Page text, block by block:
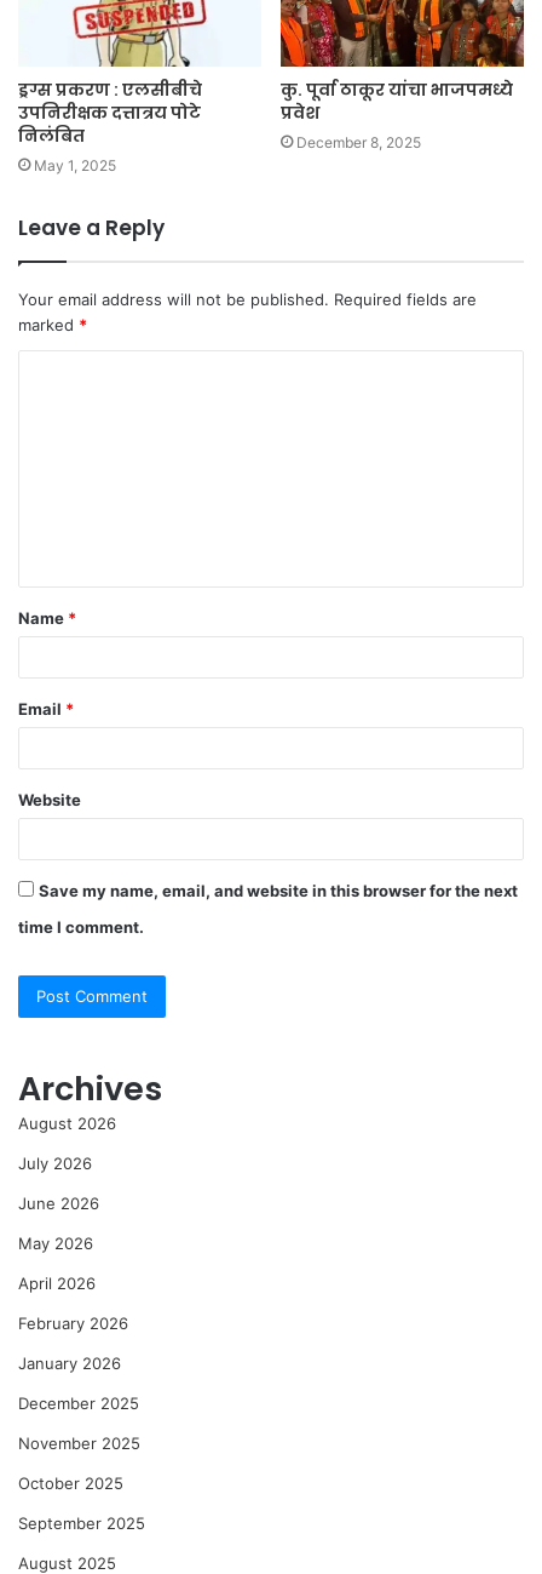
ड्रग्स प्रकरण : एलसीबीचे
उपनिरीक्षक दत्तात्रय पोटे
निलंबित
May 1, 2025
कु. पूर्वा ठाकूर यांचा भाजपमध्ये
प्रवेश
December 8, 2025
Leave a Reply
Your email address will not be published. Required fields are
marked *
t
*
Name *
Email *
Website
Save my name, email, and website in this browser for the next
time I comment.
Archives
August 2026
July 2026
June 2026
May 2026
April 2026
February 2026
January 2026
December 2025
November 2025
October 2025
September 2025
August 2025